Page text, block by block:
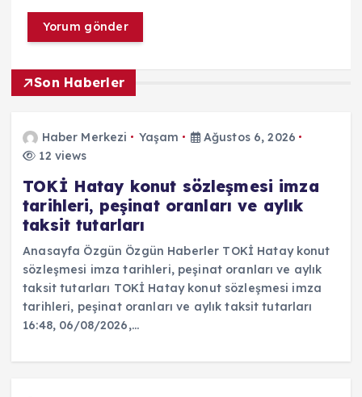
Son Haberler
Haber Merkezi Yaşam
Ağustos 6, 2026
12 views
TOKİ Hatay konut sözleşmesi imza
tarihleri, peşinat oranları ve aylık
taksit tutarları
Anasayfa Özgün Özgün Haberler TOKİ Hatay konut
sözleşmesi imza tarihleri, peşinat oranları ve aylık
taksit tutarları TOKİ Hatay konut sözleşmesi imza
tarihleri, peşinat oranları ve aylık taksit tutarları
16:48, 06/08/2026,…